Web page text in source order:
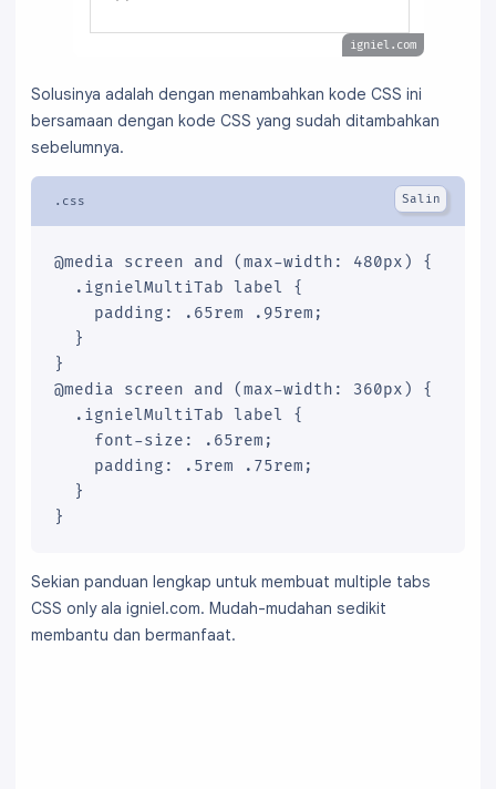
    <div class="tab2">
    </div>
    <div class="tab3">
    <div class="tab5">
(5) ISI LIMA
    </div>
    <div class="tab6">
    </div>
    <div class="tab7">
(7) ISI TUJUH
    </div>
  </div>
igniel.com
Solusinya adalah dengan menambahkan kode CSS ini
bersamaan dengan kode CSS yang sudah ditambahkan
sebelumnya.
@media screen and (max-width: 480px) {
  .ignielMultiTab label {
    padding: .65rem .95rem;
  }
}
@media screen and (max-width: 360px) {
  .ignielMultiTab label {
    font-size: .65rem;
    padding: .5rem .75rem;
  }
}
Sekian panduan lengkap untuk membuat multiple tabs
CSS only ala igniel.com. Mudah-mudahan sedikit
membantu dan bermanfaat.